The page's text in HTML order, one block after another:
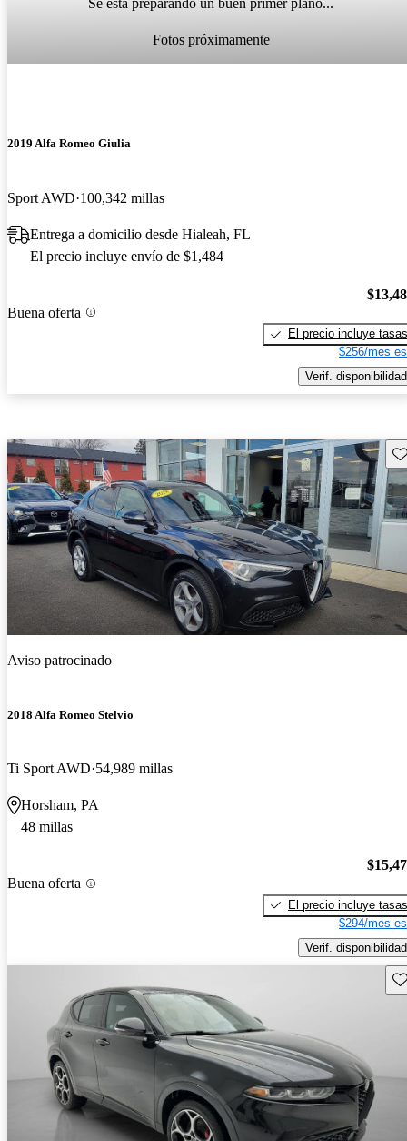
Se está preparando un buen primer plano...
Fotos próximamente
2019 Alfa Romeo Giulia
Sport AWD 100,342 millas
Entrega a domicilio desde Hialeah, FL
El precio incluye envío de $1,484
Buena oferta
El precio incluye tasas
$256/mes
Verif. disponibilidad
Aviso patrocinado
2018 Alfa Romeo Stelvio
Ti Sport AWD 54,989 millas
Horsham, PA
48 millas
Buena oferta
El precio incluye tasas
$294/mes
Verif. disponibilidad